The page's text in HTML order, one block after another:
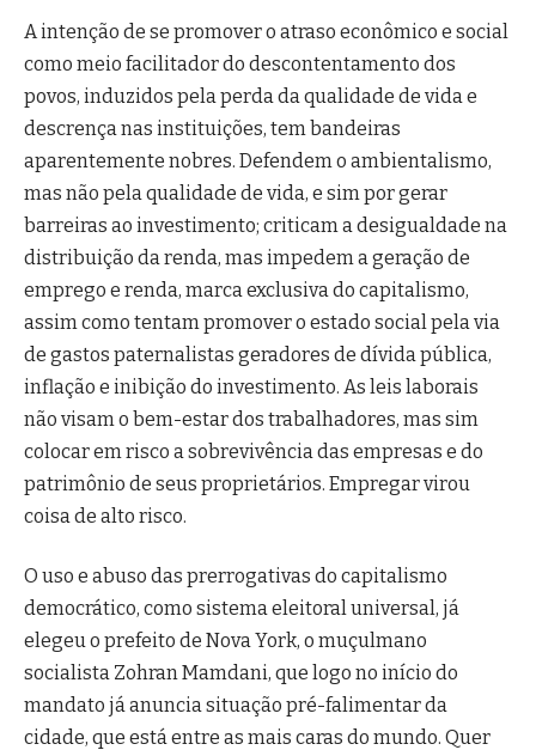
A intenção de se promover o atraso econômico e social
como meio facilitador do descontentamento dos
povos, induzidos pela perda da qualidade de vida e
descrença nas instituições, tem bandeiras
aparentemente nobres. Defendem o ambientalismo,
mas não pela qualidade de vida, e sim por gerar
barreiras ao investimento; criticam a desigualdade na
distribuição da renda, mas impedem a geração de
emprego e renda, marca exclusiva do capitalismo,
assim como tentam promover o estado social pela via
de gastos paternalistas geradores de dívida pública,
inflação e inibição do investimento. As leis laborais
não visam o bem-estar dos trabalhadores, mas sim
colocar em risco a sobrevivência das empresas e do
patrimônio de seus proprietários. Empregar virou
coisa de alto risco.
O uso e abuso das prerrogativas do capitalismo
democrático, como sistema eleitoral universal, já
elegeu o prefeito de Nova York, o muçulmano
socialista Zohran Mamdani, que logo no início do
mandato já anuncia situação pré-falimentar da
cidade, que está entre as mais caras do mundo. Quer